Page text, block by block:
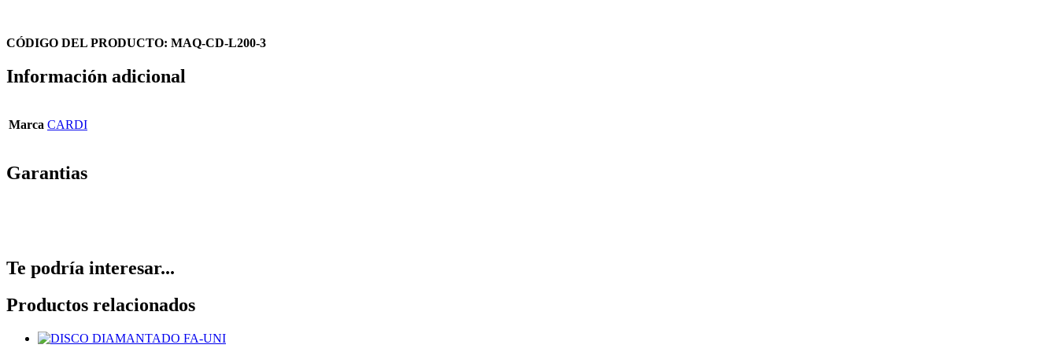
CÓDIGO DEL PRODUCTO: MAQ-CD-L200-3
Información adicional
Marca CARDI
Garantias
Te podría interesar...
Productos relacionados